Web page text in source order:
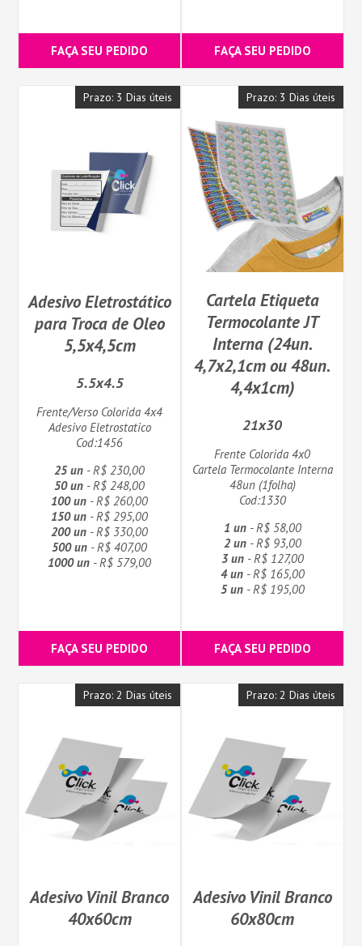
FAÇA SEU PEDIDO FAÇA SEU PEDIDO
Prazo: 3 Dias úteis
Adesivo Eletrostático
para Troca de Oleo
5,5x4,5cm
5.5x4.5
Frente/Verso Colorida 4x4
Adesivo Eletrostatico
Cod:1456
25 un - R$ 230,00
50 un - R$ 248,00
100 un - R$ 260,00
150 un - R$ 295,00
200 un - R$ 330,00
500 un - R$ 407,00
1000 un - R$ 579,00
FAÇA SEU PEDIDO
Prazo: 3 Dias úteis
Cartela Etiqueta
Termocolante JT
Interna (24un.
4,7x2,1cm ou 48un.
4,4x1cm)
21x30
Frente Colorida 4x0
Cartela Termocolante Interna
48un (1folha)
Cod:1330
1 un- R$ 58,00
2 un- R$ 93,00
3 un- R$ 127,00
4 un- R$ 165,00
5 un- R$ 195,00
FAÇA SEU PEDIDO
Prazo: 2 Dias úteis
Adesivo Vinil Branco
40x60cm
Prazo: 2 Dias úteis
Adesivo Vinil Branco
60x80cm